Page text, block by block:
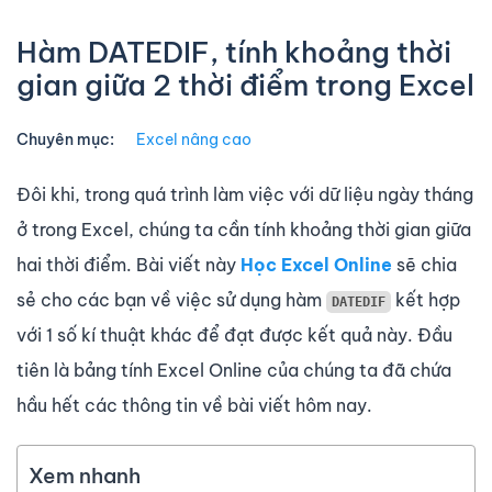
Hàm DATEDIF, tính khoảng thời
gian giữa 2 thời điểm trong Excel
Chuyên mục: Excel nâng cao
Đôi khi, trong quá trình làm việc với dữ liệu ngày tháng
ở trong Excel, chúng ta cần tính khoảng thời gian giữa
hai thời điểm. Bài viết này Học Excel Online sẽ chia
sẻ cho các bạn về việc sử dụng hàm
DATEDIF
kết hợp
với 1 số kí thuật khác để đạt được kết quả này. Đầu
tiên là bảng tính Excel Online của chúng ta đã chứa
hầu hết các thông tin về bài viết hôm nay.
Xem nhanh